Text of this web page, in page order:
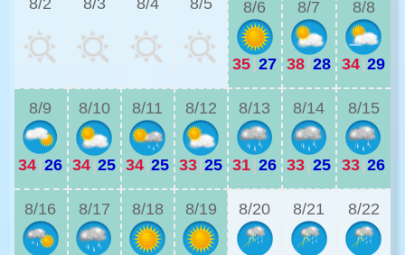
8/2 8/3 8/4 8/5 8/6
35|27
8/7
38|28
8/8
34|29
8/9
34|26
8/10
34|25
8/11
34|25
8/12
33|25
8/13
31|26
8/14
33|25
8/15
33|26
8/16 8/17 8/18 8/19 8/20 8/21 8/22